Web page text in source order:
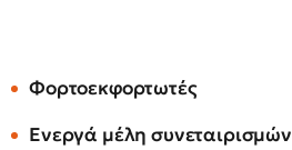
Φορτοεκφορτωτές
Ενεργά μέλη συνεταιρισμών